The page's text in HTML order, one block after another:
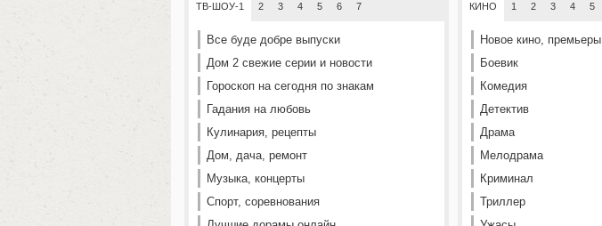
ТВ-ШОУ-1 2 3 4 5 6 7
Все буде добре выпуски
Дом 2 свежие серии и новости
Гороскоп на сегодня по знакам
Гадания на любовь
Кулинария, рецепты
Дом, дача, ремонт
Музыка, концерты
Спорт, соревнования
КИНО 1 2 3 4 5
Новое кино, премьеры
Боевик
Комедия
Детектив
Драма
Мелодрама
Криминал
Триллер